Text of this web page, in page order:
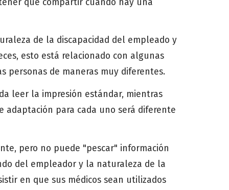
de la discapacidad del empleado y
esto está relacionado con algunas
personas de maneras muy diferentes.
leer la impresión estándar, mientras
para cada uno será diferente
pero no puede "pescar" información
del empleador y la naturaleza de la
en que sus médicos sean utilizados